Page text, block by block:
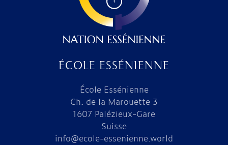
ÉCOLE ESSÉNIENNE
École Essénienne
Ch. de la Marouette 3
1607 Palézieux-Gare
Suisse
info@ecole-essenienne.world